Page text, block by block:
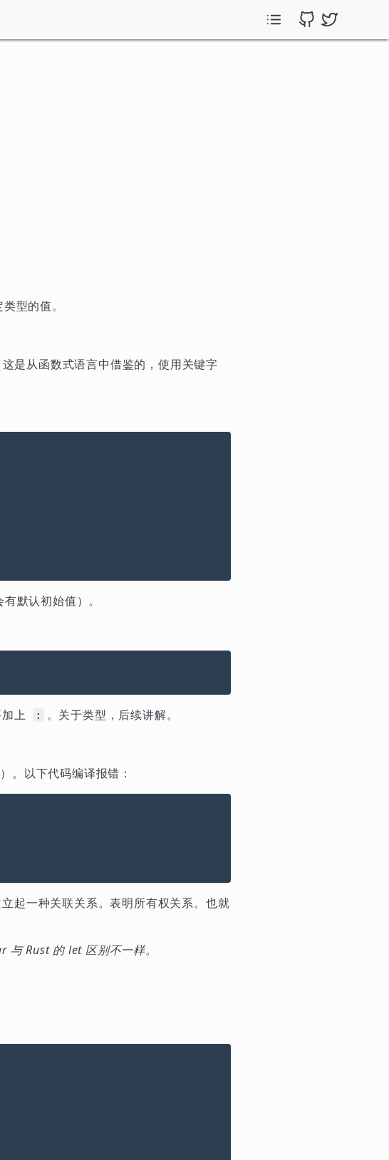
型的值。
是从函数式语言中借鉴的，使用关键字
默认初始值）。
上 :
。关于类型，后续讲解。
。以下代码编译报错：
起一种关联关系。表明所有权关系。也就
Rust 的 let 区别不一样。